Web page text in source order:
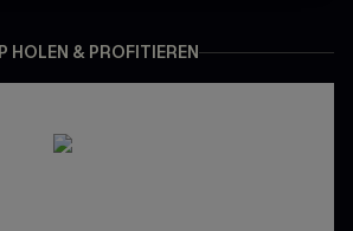
HOLEN & PROFITIEREN